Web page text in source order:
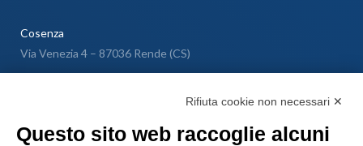
Cosenza
Via Venezia 4 – 87036 Rende (CS)
Rifiuta cookie non necessari ✕
Questo sito web raccoglie alcuni